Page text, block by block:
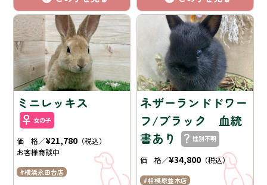
ミニレッキス
女の子
価 格／¥21,780 （税込）
お客様商談中
横浜永田台店
ネザーランドドワー
フ/ブラック 血統
書あり
性別不明
価 格／¥34,800 （税込）
相模原並木店